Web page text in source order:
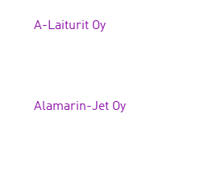
A-Laiturit Oy
Alamarin-Jet Oy